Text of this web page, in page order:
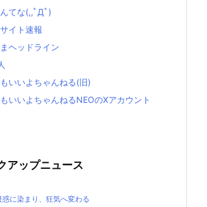
てな(,,ﾟДﾟ)
イト速報
ヘッドライン
いいよちゃんねる(旧)
いいよちゃんねるNEOのXアカウント
アップニュース
惑に染まり、狂気へ変わる